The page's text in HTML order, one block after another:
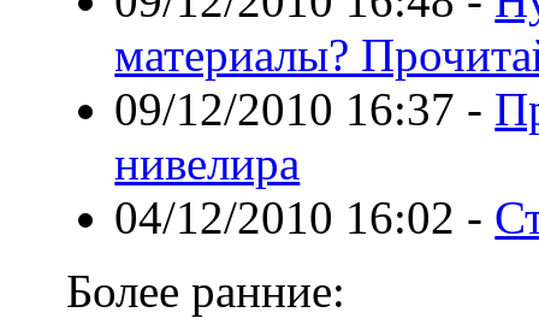
материалы?
09/12/2010 16:37 -
нивелира
04/12/2010 16:02 -
Более ранние: